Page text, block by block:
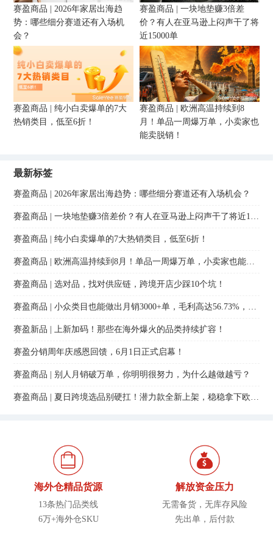
赛盈商品 | 2026年家居出海趋
势：哪些细分赛道还有入场机
会？
赛盈商品 | 一块地垫赚3倍差
价？有人在亚马逊上闷声干了将
近15000单
赛盈商品 | 纯小白卖爆单的7大
热销类目，低至6折！
赛盈商品 | 欧洲高温持续到8
月！单品一周爆万单，小卖家也
能卖脱销！
最新标签
赛盈商品 | 2026年家居出海趋势：哪些细分赛道还有入场机会？
赛盈商品 | 一块地垫赚3倍差价？有人在亚马逊上闷声干了将近15000单
赛盈商品 | 纯小白卖爆单的7大热销类目，低至6折！
赛盈商品 | 欧洲高温持续到8月！单品一周爆万单，小卖家也能卖脱销！
赛盈商品 | 选对品，找对供应链，跨境开店少踩10个坑！
赛盈商品 | 小众类目也能做出月销3000+单，毛利高达56.73%，小卖家的机会来了
赛盈新品 | 上新加码！那些在海外爆火的品类持续扩容！
赛盈分销周年庆感恩回馈，6月1日正式启幕！
赛盈商品 | 别人月销破万单，你明明很努力，为什么越做越亏？
赛盈商品 | 夏日跨境选品别硬扛！潜力款全新上架，稳稳拿下欧美旺季单！
海外仓精品货源
13条热门品类线
6万+海外仓SKU
解放资金压力
无需备货，无库存风险
先出单，后付款